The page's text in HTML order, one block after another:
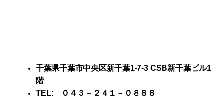
千葉県千葉市中央区新千葉1-7-3CSB新千葉ビル1
階
TEL: ０４３－２４１－０８８８